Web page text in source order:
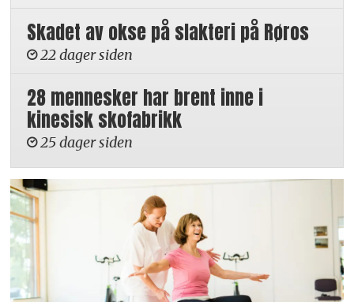
Skadet av okse på slakteri på Røros
22 dager siden
28 mennesker har brent inne i
kinesisk skofabrikk
25 dager siden